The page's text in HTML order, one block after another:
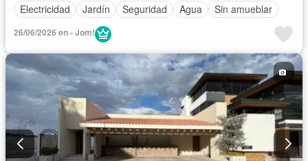
Electricidad
Jardín Seguridad Agua Sin amueblar
26/06/2026 en - Jom!